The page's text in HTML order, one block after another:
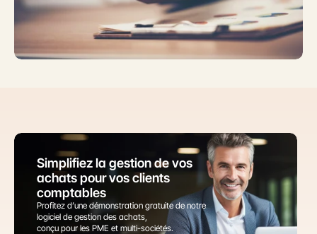
Simplifiez la gestion de vos
achats pour vos clients
comptables
Profitez d’une démonstration gratuite de notre
logiciel de gestion des achats,
conçu pour les PME et multi-sociétés.